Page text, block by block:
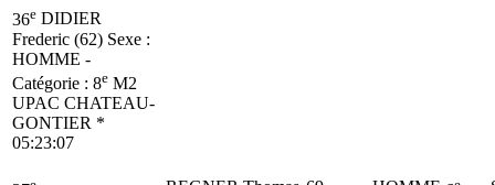
36e DIDIER
Frederic (62) Sexe :
HOMME -
Catégorie : 8e M2
UPAC CHATEAU-
GONTIER *
05:23:07